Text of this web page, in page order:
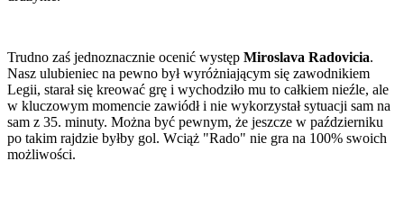
Trudno zaś jednoznacznie ocenić występ Miroslava Radovicia.
Nasz ulubieniec na pewno był wyróżniającym się zawodnikiem
Legii, starał się kreować grę i wychodziło mu to całkiem nieźle, ale
w kluczowym momencie zawiódł i nie wykorzystał sytuacji sam na
sam z 35. minuty. Można być pewnym, że jeszcze w październiku
po takim rajdzie byłby gol. Wciąż "Rado" nie gra na 100% swoich
możliwości.